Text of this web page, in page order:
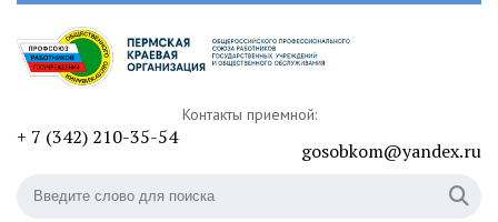
Контакты приемной:
+ 7 (342) 210-35-54
gosobkom@yandex.ru